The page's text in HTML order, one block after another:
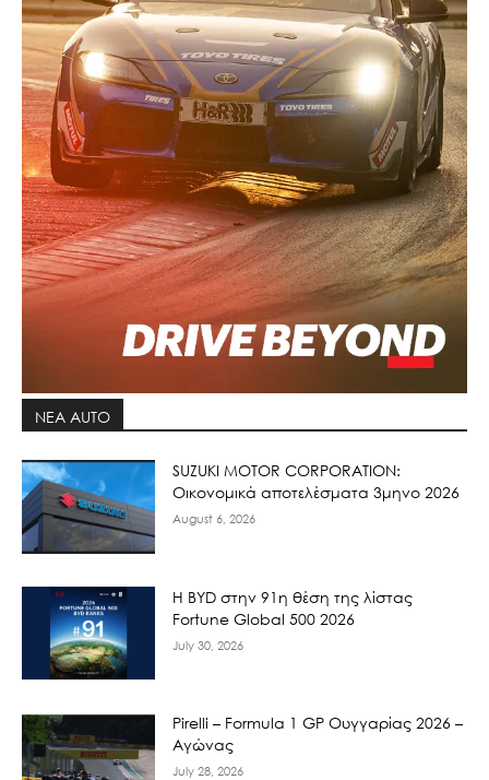
ΝΕΑ AUTO
SUZUKI MOTOR CORPORATION:
Οικονομικά αποτελέσματα 3μηνο 2026
August 6, 2026
Η BYD στην 91η θέση της λίστας
Fortune Global 500 2026
July 30, 2026
Pirelli – Formula 1 GP Ουγγαρίας 2026 –
Αγώνας
July 28, 2026